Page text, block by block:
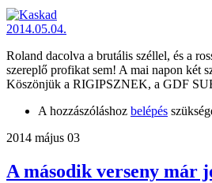
Roland dacolva a brutális széllel, és a
szereplő profikat sem! A mai napon két
Köszönjük a RIGIPSZNEK, a GDF
A hozzászóláshoz belépés
2014 május 03
A második verseny már